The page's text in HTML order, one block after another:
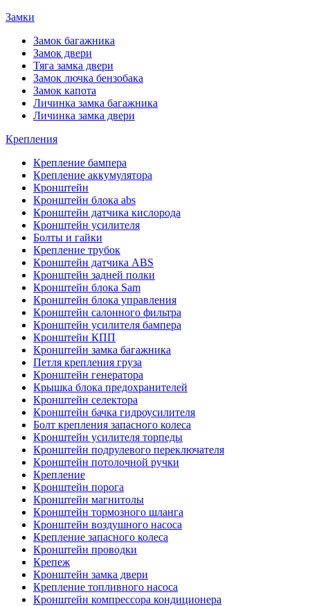
Замки
Замок багажника
Замок двери
Тяга замка двери
Замок лючка бензобака
Замок капота
Личинка замка багажника
Личинка замка двери
Крепления
Крепление бампера
Крепление аккумулятора
Кронштейн
Кронштейн блока abs
Кронштейн датчика кислорода
Кронштейн усилителя
Болты и гайки
Крепление трубок
Кронштейн датчика ABS
Кронштейн задней полки
Кронштейн блока Sam
Кронштейн блока управления
Кронштейн салонного фильтра
Кронштейн усилителя бампера
Кронштейн КПП
Кронштейн замка багажника
Петля крепления груза
Кронштейн генератора
Крышка блока предохранителей
Кронштейн селектора
Кронштейн бачка гидроусилителя
Болт крепления запасного колеса
Кронштейн усилителя торпеды
Кронштейн подрулевого переключателя
Кронштейн потолочной ручки
Крепление
Кронштейн порога
Кронштейн магнитолы
Кронштейн тормозного шланга
Кронштейн воздушного насоса
Крепление запасного колеса
Кронштейн проводки
Крепеж
Кронштейн замка двери
Крепление топливного насоса
Кронштейн компрессора кондиционера